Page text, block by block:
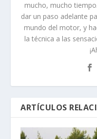
mucho, mucho
dar un paso adelante
mundo del motor, y
la técnica a las
ARTÍCULOS